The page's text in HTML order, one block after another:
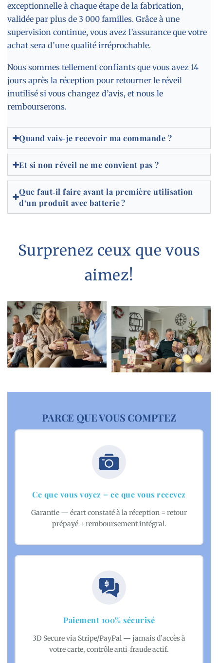
exceptionnelle à chaque étape de la fabrication,
validée par plus de 3 000 familles. Grâce à une
supervision continue, vous avez l’assurance que votre
achat sera d’une qualité irréprochable.
Nous sommes tellement confiants que vous avez 14
jours après la réception pour retourner le réveil
inutilisé si vous changez d’avis, et nous le
rembourserons.
Quand vais-je recevoir ma commande ?
Et si non réveil ne me convient pas ?
Que faut‑il faire avant la première utilisation
d’un produit avec batterie ?
Surprenez ceux que vous
aimez!
PARCE QUE VOUS COMPTEZ
Ce que vous voyez = ce que vous recevez
Garantie — écart constaté à la réception = retour
prépayé + remboursement intégral.
Paiement 100% sécurisé
3D Secure via Stripe/PayPal — jamais d’accès à
votre carte, contrôle anti‑fraude actif.